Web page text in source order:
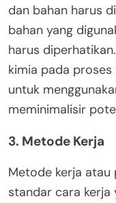
dan bahan harus
bahan yang
harus
kimia pada
untuk
meminimalisir
3. Metode Kerja
Metode kerja atau
standar cara kerja